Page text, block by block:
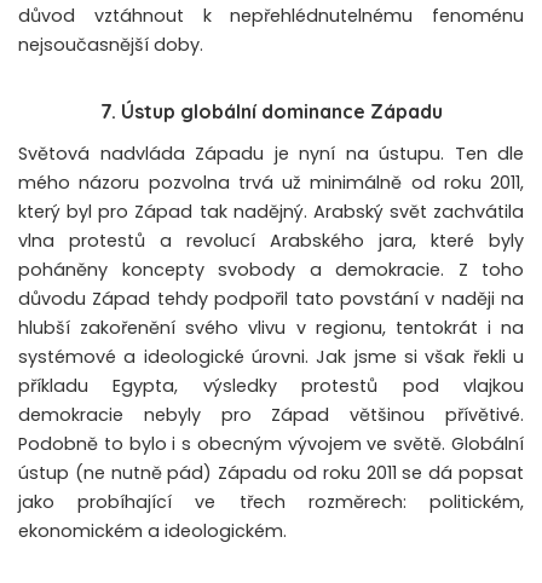
důvod vztáhnout k nepřehlédnutelnému fenoménu
nejsoučasnější doby.
7. Ústup globální dominance Západu
Světová nadvláda Západu je nyní na ústupu. Ten dle
mého názoru pozvolna trvá už minimálně od roku 2011,
který byl pro Západ tak nadějný. Arabský svět zachvátila
vlna protestů a revolucí Arabského jara, které byly
poháněny koncepty svobody a demokracie. Z toho
důvodu Západ tehdy podpořil tato povstání v naději na
hlubší zakořenění svého vlivu v regionu, tentokrát i na
systémové a ideologické úrovni. Jak jsme si však řekli u
příkladu Egypta, výsledky protestů pod vlajkou
demokracie nebyly pro Západ většinou přívětivé.
Podobně to bylo i s obecným vývojem ve světě. Globální
ústup (ne nutně pád) Západu od roku 2011 se dá popsat
jako probíhající ve třech rozměrech: politickém,
ekonomickém a ideologickém.